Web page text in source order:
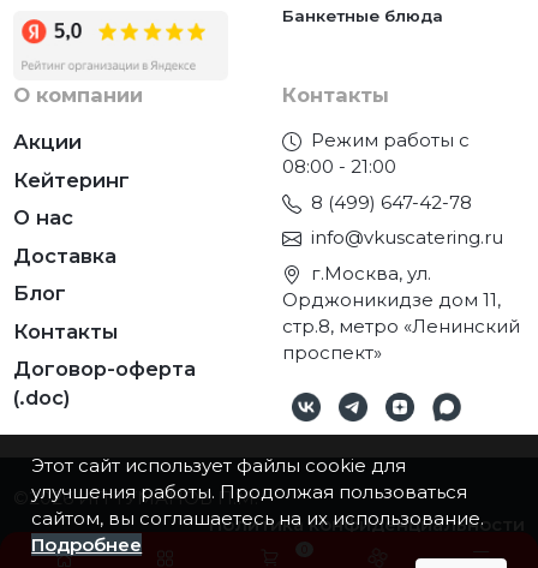
Банкетные блюда
О компании
Акции
Кейтеринг
О нас
Доставка
Блог
Контакты
Договор-оферта
(.doc)
Контакты
Режим работы с
08:00 - 21:00
8 (499) 647-42-78
info@vkuscatering.ru
г.Москва, ул.
Орджоникидзе дом 11,
стр.8, метро «Ленинский
проспект»
©2026ИП ТУМАНОВ П.М.
Политика конфиденциальности
Этот сайт использует файлы cookie для
улучшения работы. Продолжая пользоваться
сайтом, вы соглашаетесь на их использование.
Подробнее